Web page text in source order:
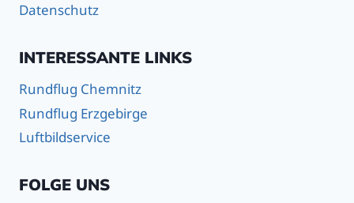
Datenschutz
INTERESSANTE LINKS
Rundflug Chemnitz
Rundflug Erzgebirge
Luftbildservice
FOLGE UNS